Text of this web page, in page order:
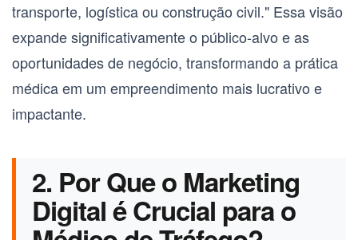
transporte, logística ou construção civil." Essa visão
expande significativamente o público-alvo e as
oportunidades de negócio, transformando a prática
médica em um empreendimento mais lucrativo e
impactante.
2. Por Que o Marketing
Digital é Crucial para o